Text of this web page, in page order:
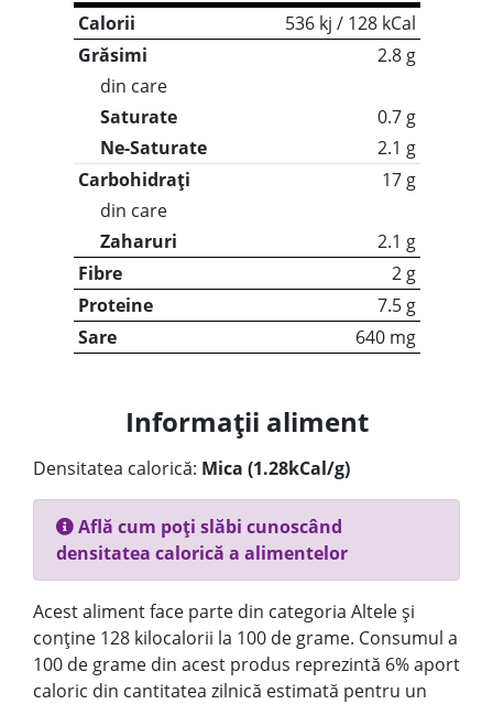
Calorii
536 kj / 128 kCal
Grăsimi
2.8 g
din care
Saturate
0.7 g
Ne-Saturate
2.1 g
Carbohidrați
17 g
din care
Zaharuri
2.1 g
Fibre
2 g
Proteine
7.5 g
Sare
640 mg
Informații aliment
Densitatea calorică: Mica (1.28kCal/g)
Află cum poți slăbi cunoscând
densitatea calorică a alimentelor
Acest aliment face parte din categoria Altele și
conține 128 kilocalorii la 100 de grame. Consumul a
100 de grame din acest produs reprezintă 6% aport
caloric din cantitatea zilnică estimată pentru un